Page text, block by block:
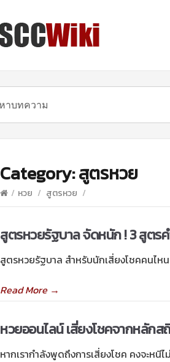
Category:สูตรหวย
/ หวย / สูตรหวย /
สูตรหวยรัฐบาล จัดหนัก ! 3 สูตร
สูตรหวยรัฐบาล สำหรับนักเสี่ยงโชคคนไ
Read More→
หวยออนไลน์ เสี่ยงโชคจากหลัก
หากเรากำลังพูดถึงการเสี่ยงโชค คงจะหนี